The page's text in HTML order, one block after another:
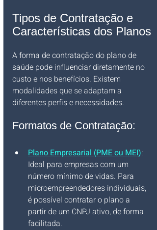
Tipos de Contratação e
Características dos Planos
A forma de contratação do plano de
saúde pode influenciar diretamente no
custo e nos benefícios. Existem
modalidades que se adaptam a
diferentes perfis e necessidades.
Formatos de Contratação:
Plano Empresarial (PME ou MEI):
Ideal para empresas com um
número mínimo de vidas. Para
microempreendedores individuais,
é possível contratar o plano a
partir de um CNPJ ativo, de forma
facilitada.